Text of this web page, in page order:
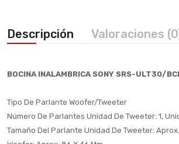
Descripción
BOCINA INALAMBRICA SONY SRS-ULT30/
Tipo De Parlante Woofer/Tweeter
Número De Parlantes Unidad De Tweeter: 1,
Tamaño Del Parlante Unidad De Tweeter: